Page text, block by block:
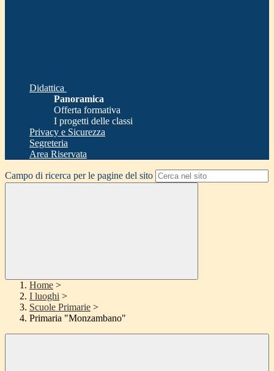
Didattica
Panoramica
Offerta formativa
I progetti delle classi
Privacy e Sicurezza
Segreteria
Area Riservata
Campo di ricerca per le pagine del sito
Home >
I luoghi >
Scuole Primarie >
Primaria "Monzambano"